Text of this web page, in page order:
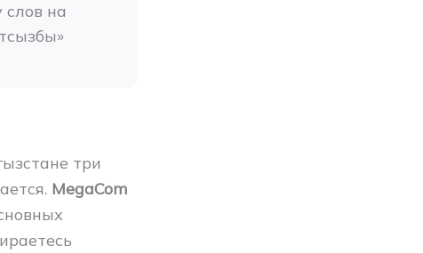
слов на
три
MegaCom